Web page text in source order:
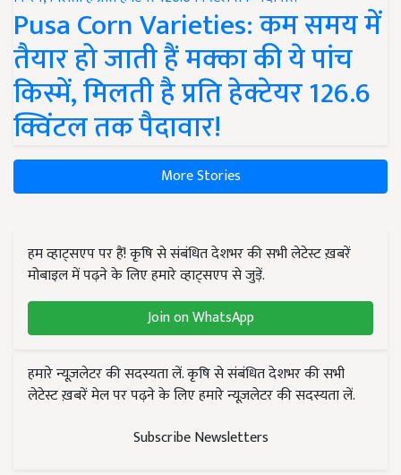
Pusa Corn Varieties: कम समय में
तैयार हो जाती हैं मक्का की ये पांच
किस्में, मिलती है प्रति हेक्टेयर 126.6
क्विंटल तक पैदावार!
More Stories
हम व्हाट्सएप पर हैं! कृषि से संबंधित देशभर की सभी लेटेस्ट ख़बरें
मोबाइल में पढ़ने के लिए हमारे व्हाट्सएप से जुड़ें.
Join on WhatsApp
हमारे न्यूज़लेटर की सदस्यता लें. कृषि से संबंधित देशभर की सभी
लेटेस्ट ख़बरें मेल पर पढ़ने के लिए हमारे न्यूज़लेटर की सदस्यता लें.
Subscribe Newsletters